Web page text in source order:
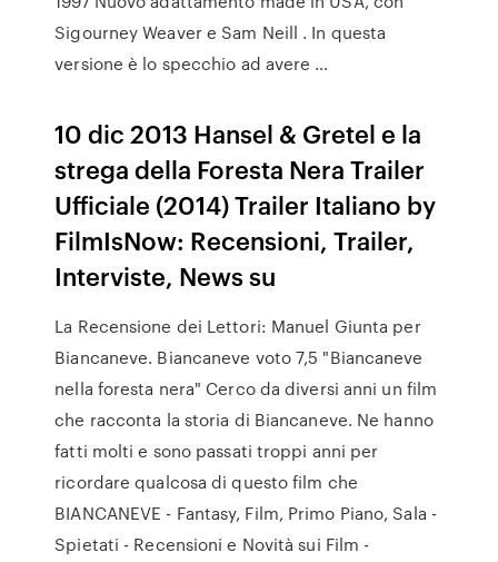
Sigourney Weaver e Sam Neill . In questa
versione è lo specchio ad avere …
10 dic 2013 Hansel & Gretel e la
strega della Foresta Nera Trailer
Ufficiale (2014) Trailer Italiano by
FilmIsNow: Recensioni, Trailer,
Interviste, News su
La Recensione dei Lettori: Manuel Giunta per
Biancaneve. Biancaneve voto 7,5 "Biancaneve
nella foresta nera" Cerco da diversi anni un film
che racconta la storia di Biancaneve. Ne hanno
fatti molti e sono passati troppi anni per
ricordare qualcosa di questo film che
BIANCANEVE - Fantasy, Film, Primo Piano, Sala -
Spietati - Recensioni e Novità sui Film -